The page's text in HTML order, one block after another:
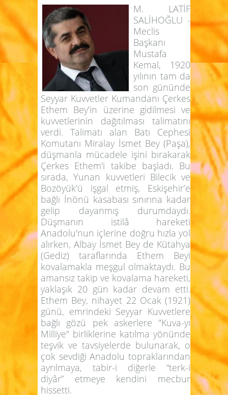
M. LATİF
SALİHOĞLU -
Meclis
Başkanı
Mustafa
Kemal, 1920
yılının tam da
son gününde
Seyyar Kuvvetler Kumandanı Çerkes
Ethem Bey’in üzerine gidilmesi ve
kuvvetlerinin dağıtılması talimatını
verdi. Talimatı alan Batı Cephesi
Komutanı Miralay İsmet Bey (Paşa),
düşmanla mücadele işini bırakarak
Çerkes Ethem'i takibe başladı. Bu
sırada, Yunan kuvvetleri Bilecik ve
Bozöyük'ü işgal etmiş, Eskişehir’e
bağlı İnönü kasabası sınırına kadar
gelip dayanmış durumdaydı.
Düşmanın istilâ hareketi
Anadolu'nun içlerine doğru hızla yol
alırken, Albay İsmet Bey de Kütahya
(Gediz) taraflarında Ethem Beyi
kovalamakla meşgul olmaktaydı. Bu
amansız takip ve kovalama hareketi,
yaklaşık 20 gün kadar devam etti.
Ethem Bey, nihayet 22 Ocak (1921)
günü, emrindeki Seyyar Kuvvetlere
bağlı gözü pek askerlere "Kuva-yı
Milliye" birliklerine katılma yönünde
teşvik ve tavsiyelerde bulunarak, o
çok sevdiği Anadolu topraklarından
ayrılmaya, tabir-i diğerle “terk-i
diyâr” etmeye kendini mecbur
hissetti.